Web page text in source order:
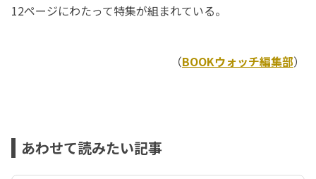
12ページにわたって特集が組まれている。
（BOOKウォッチ編集部）
あわせて読みたい記事